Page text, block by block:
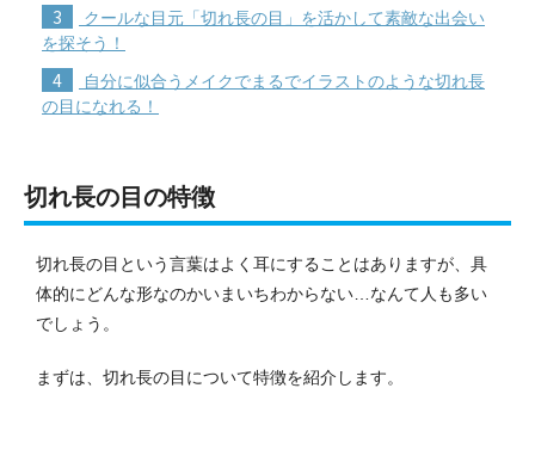
3
クールな目元「切れ長の目」を活かして素敵な出会い
を探そう！
4
自分に似合うメイクでまるでイラストのような切れ長
の目になれる！
切れ長の目の特徴
切れ長の目という言葉はよく耳にすることはありますが、具
体的にどんな形なのかいまいちわからない…なんて人も多い
でしょう。
まずは、切れ長の目について特徴を紹介します。